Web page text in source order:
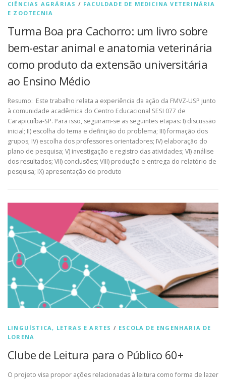
CIÊNCIAS AGRÁRIAS / FACULDADE DE MEDICINA VETERINÁRIA
E ZOOTECNIA
Turma Boa pra Cachorro: um livro sobre
bem-estar animal e anatomia veterinária
como produto da extensão universitária
ao Ensino Médio
Resumo: Este trabalho relata a experiência da ação da FMVZ-USP junto
à comunidade acadêmica do Centro Educacional SESI 077 de
Carapicuíba-SP. Para isso, seguiram-se as seguintes etapas: I) discussão
inicial; II) escolha do tema e definição do problema; III) formação dos
grupos; IV) escolha dos professores orientadores; IV) elaboração do
plano de pesquisa; V) investigação e registro das atividades; VI) análise
dos resultados; VII) conclusões; VIII) produção e entrega do relatório de
pesquisa; IX) apresentação do produto
LINGUÍSTICA, LETRAS E ARTES / ESCOLA DE ENGENHARIA DE
LORENA
Clube de Leitura para o Público 60+
O projeto visa propor ações relacionadas à leitura como forma de lazer